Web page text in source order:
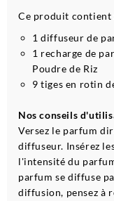
Ce produit contient
1 diffuseur de
1 recharge de
Poudre de Riz
9 tiges en rotin
Nos conseils
Versez le parfum
diffuseur. Insérez
l'intensité du
parfum se diffuse
diffusion, pensez à